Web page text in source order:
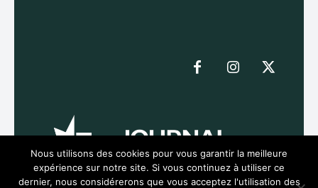
Nous utilisons des cookies pour vous garantir la meilleure
expérience sur notre site. Si vous continuez à utiliser ce
dernier, nous considérerons que vous acceptez l'utilisation des